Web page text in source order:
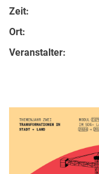
Zeit:
Ort:
Veranstalter: